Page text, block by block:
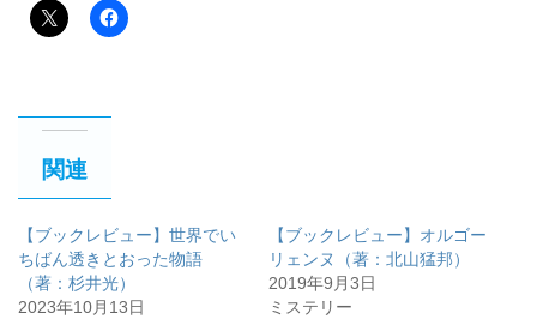
関連
【ブックレビュー】世界でい
ちばん透きとおった物語
（著：杉井光）
2023年10月13日
【ブックレビュー】オルゴー
リェンヌ（著：北山猛邦）
2019年9月3日
ミステリー